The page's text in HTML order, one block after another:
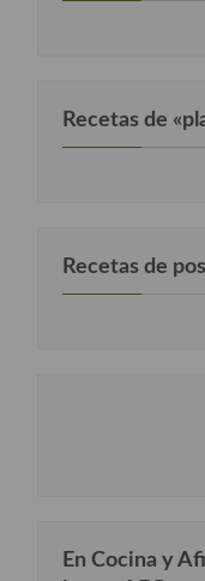
Recetas de
Recetas de
En Cocina y